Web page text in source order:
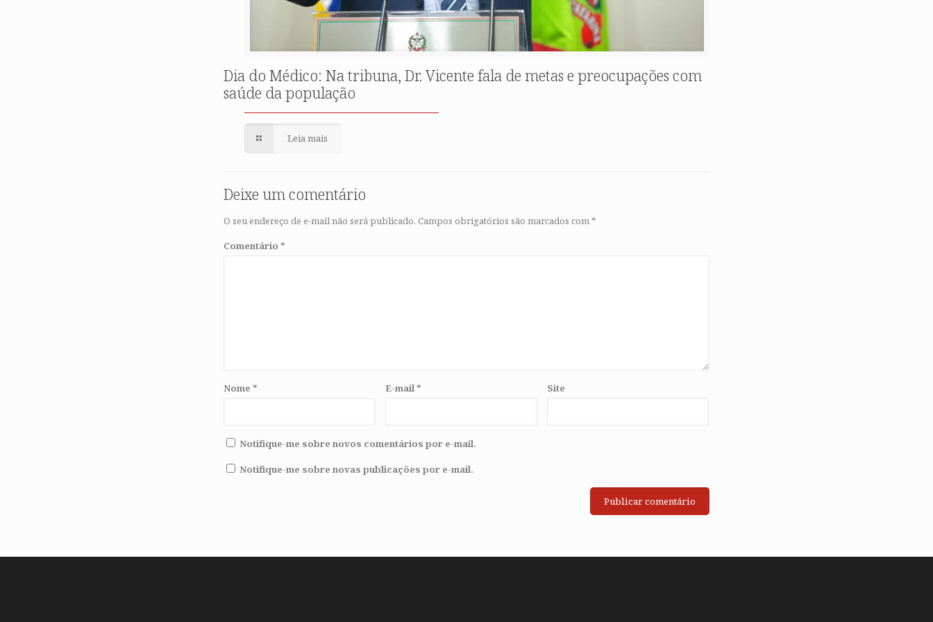
Dia do Médico: Na tribuna, Dr. Vicente fala de metas e preocupações com
saúde da população
Leia mais
Deixe um comentário
O seu endereço de e-mail não será publicado. Campos obrigatórios são marcados com *
Comentário *
Nome * E-mail* Site
Notifique-me sobre novos comentários por e-mail.
Notifique-me sobre novas publicações por e-mail.